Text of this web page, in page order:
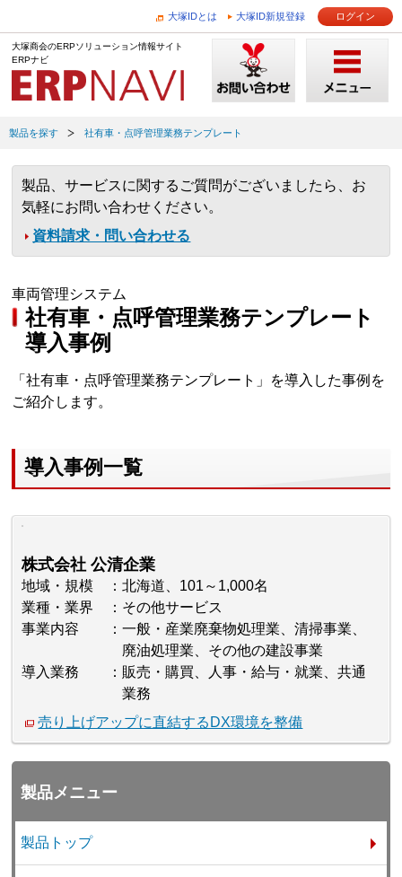
大塚IDとは 大塚ID新規登録 ログイン
大塚商会のERPソリューション情報サイト
ERPナビ
製品を探す 社有車・点呼管理業務テンプレート
製品、サービスに関するご質問がございましたら、お
気軽にお問い合わせください。
資料請求・問い合わせる
車両管理システム
社有車・点呼管理業務テンプレート
導入事例
「社有車・点呼管理業務テンプレート」を導入した事例を
ご紹介します。
導入事例一覧
株式会社 公清企業
地域・規模
北海道、101～1,000名
業種・業界
その他サービス
事業内容
一般・産業廃棄物処理業、清掃事業、
廃油処理業、その他の建設事業
導入業務
販売・購買、人事・給与・就業、共通
業務
売り上げアップに直結するDX環境を整備
製品メニュー
製品トップ